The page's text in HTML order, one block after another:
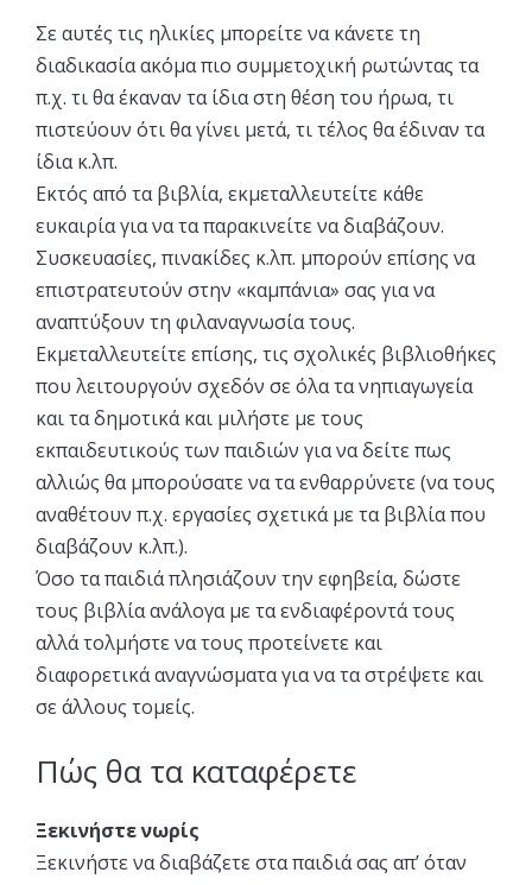
Σε αυτές τις ηλικίες μπορείτε να κάνετε τη
διαδικασία ακόμα πιο συμμετοχική ρωτώντας τα
π.χ. τι θα έκαναν τα ίδια στη θέση του ήρωα, τι
πιστεύουν ότι θα γίνει μετά, τι τέλος θα έδιναν τα
ίδια κ.λπ.
Εκτός από τα βιβλία, εκμεταλλευτείτε κάθε
ευκαιρία για να τα παρακινείτε να διαβάζουν.
Συσκευασίες, πινακίδες κ.λπ. μπορούν επίσης να
επιστρατευτούν στην «καμπάνια» σας για να
αναπτύξουν τη φιλαναγνωσία τους.
Εκμεταλλευτείτε επίσης, τις σχολικές βιβλιοθήκες
που λειτουργούν σχεδόν σε όλα τα νηπιαγωγεία
και τα δημοτικά και μιλήστε με τους
εκπαιδευτικούς των παιδιών για να δείτε πως
αλλιώς θα μπορούσατε να τα ενθαρρύνετε (να τους
αναθέτουν π.χ. εργασίες σχετικά με τα βιβλία που
διαβάζουν κ.λπ.).
Όσο τα παιδιά πλησιάζουν την εφηβεία, δώστε
τους βιβλία ανάλογα με τα ενδιαφέροντά τους
αλλά τολμήστε να τους προτείνετε και
διαφορετικά αναγνώσματα για να τα στρέψετε και
σε άλλους τομείς.
Πώς θα τα καταφέρετε
Ξεκινήστε νωρίς
Ξεκινήστε να διαβάζετε στα παιδιά σας απ’ όταν